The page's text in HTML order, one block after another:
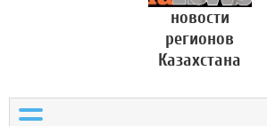
новости
регионов
Казахстана